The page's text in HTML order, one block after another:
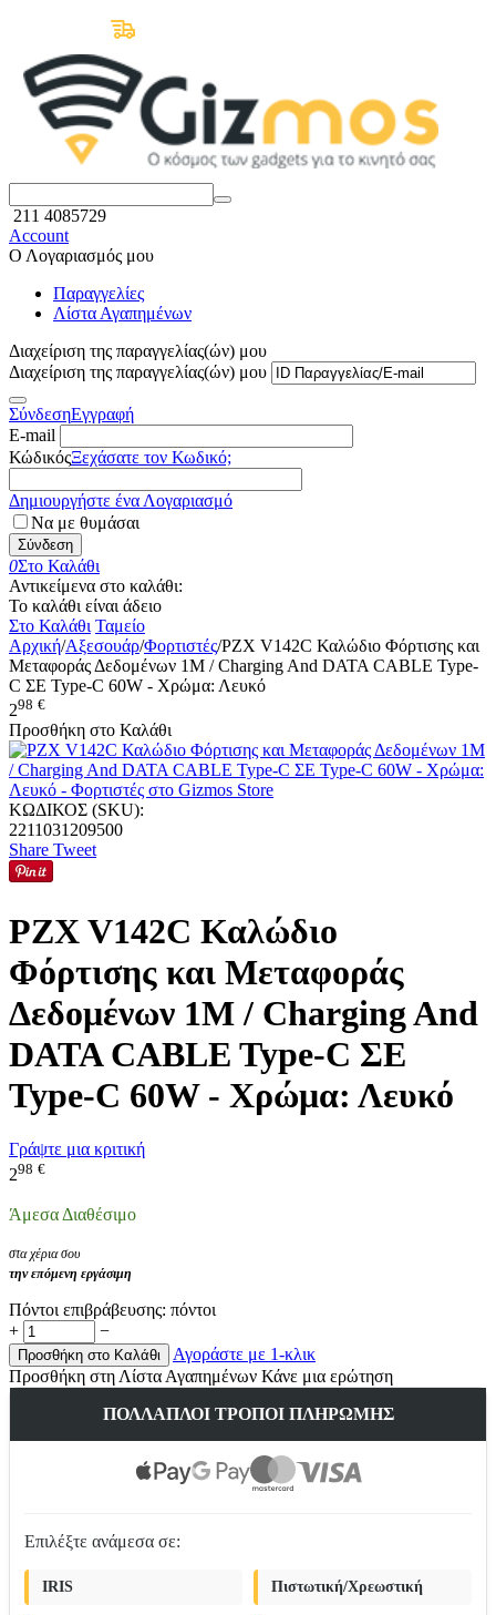
211 4085729
Account
Ο Λογαριασμός μου
Παραγγελίες
Λίστα Αγαπημένων
Διαχείριση της παραγγελίας(ών) μου
Διαχείριση της παραγγελίας(ών) μου
ΣύνδεσηΕγγραφή
E-mail
ΚώδικόςΞεχάσατε τον Κωδικό;
Δημιουργήστε ένα Λογαριασμό
Να με θυμάσαι
Σύνδεση
0Στο Καλάθι
Αντικείμενα στο καλάθι:
Το καλάθι είναι άδειο
Στο Καλάθι Ταμείο
Αρχική/Αξεσουάρ/Φορτιστές/PZX V142C Καλώδιο Φόρτισης και
Μεταφοράς Δεδομένων 1M / Charging And DATA CABLE Type-
C ΣΕ Type-C 60W - Χρώμα: Λευκό
298 €
Προσθήκη στο Καλάθι
ΚΩΔΙΚΟΣ (SKU):
2211031209500
Share Tweet
PZX V142C Καλώδιο
Φόρτισης και Μεταφοράς
Δεδομένων 1M / Charging And
DATA CABLE Type-C ΣΕ
Type-C 60W - Χρώμα: Λευκό
Γράψτε μια κριτική
298 €
Άμεσα Διαθέσιμο
στα χέρια σου
την επόμενη εργάσιμη
Πόντοι επιβράβευσης: πόντοι
+
−
Προσθήκη στο Καλάθι
Αγοράστε με 1-κλικ
Προσθήκη στη Λίστα Αγαπημένων Κάνε μια ερώτηση
ΠΟΛΛΑΠΛΟΊ ΤΡΌΠΟΙ ΠΛΗΡΩΜΉΣ
Επιλέξτε ανάμεσα σε:
IRIS Πιστωτική/Χρεωστική